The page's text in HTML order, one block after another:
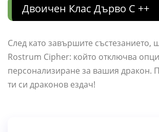
Двоичен Клас Дърво C ++
След като завършите състезанието,
Rostrum Cipher: който отключва
персонализиране за вашия дракон.
ти си драконов ездач!